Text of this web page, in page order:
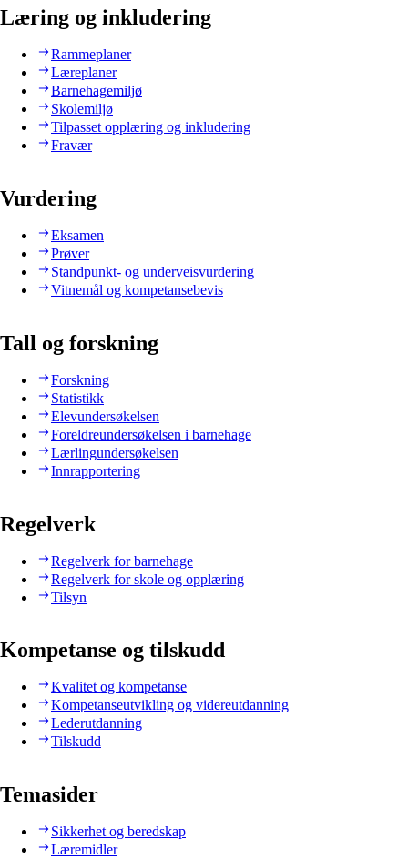
Læring og inkludering
Rammeplaner
Læreplaner
Barnehagemiljø
Skolemiljø
Tilpasset opplæring og inkludering
Fravær
Vurdering
Eksamen
Prøver
Standpunkt- og underveisvurdering
Vitnemål og kompetansebevis
Tall og forskning
Forskning
Statistikk
Elevundersøkelsen
Foreldreundersøkelsen i barnehage
Lærlingundersøkelsen
Innrapportering
Regelverk
Regelverk for barnehage
Regelverk for skole og opplæring
Tilsyn
Kompetanse og tilskudd
Kvalitet og kompetanse
Kompetanseutvikling og videreutdanning
Lederutdanning
Tilskudd
Temasider
Sikkerhet og beredskap
Læremidler